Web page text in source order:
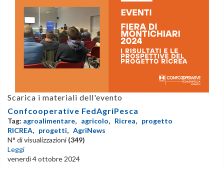
Scarica i materiali dell'evento
Confcooperative FedAgriPesca
Tag: agroalimentare, agricolo, Ricrea, progetto
RICREA, progetti, AgriNews
N° di visualizzazioni (349)
Leggi
venerdì 4 ottobre 2024